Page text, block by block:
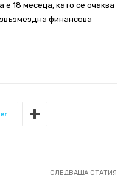
18 месеца, като се очаква
финансова
СЛЕДВАЩА СТАТИЯ